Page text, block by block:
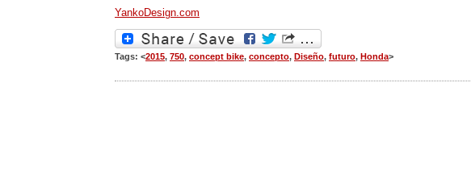
YankoDesign.com
Tags: <2015, 750, concept bike, concepto, Diseño, futuro, Honda>